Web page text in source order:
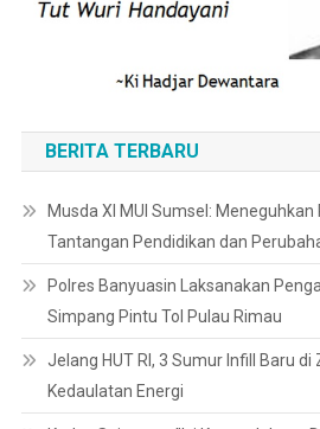
BERITA TERBARU
Musda XI MUI Sumsel:
Tantangan Pendidikan dan
Polres Banyuasin Laksanakan
Simpang Pintu Tol Pulau Rimau
Jelang HUT RI, 3 Sumur Infill Baru di
Kedaulatan Energi